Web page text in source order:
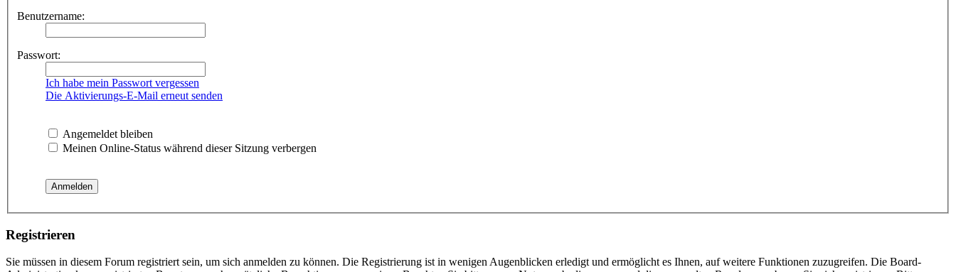
Benutzername:
Passwort:
Ich habe mein Passwort vergessen
Die Aktivierungs-E-Mail erneut senden
Angemeldet bleiben
Meinen Online-Status während dieser Sitzung verbergen
Registrieren
Sie müssen in diesem Forum registriert sein, um sich anmelden zu können. Die Registrierung ist in wenigen Augenblicken erledigt und ermöglicht es Ihnen, auf weitere Funktionen zuzugreifen. Die Board-